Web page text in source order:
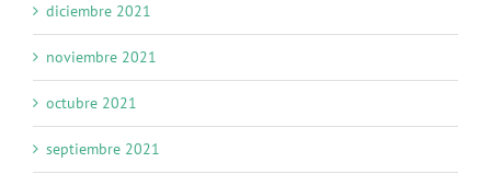
diciembre 2021
noviembre 2021
octubre 2021
septiembre 2021